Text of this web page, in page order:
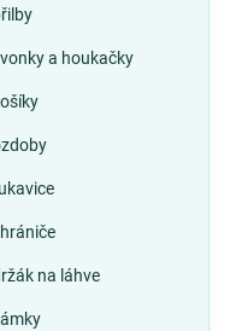
a houkačky
na láhve